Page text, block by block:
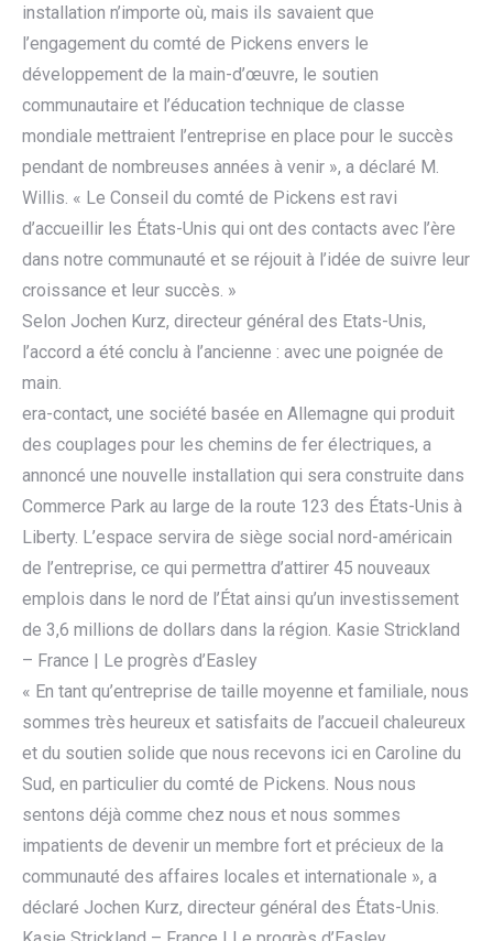
installation n’importe où, mais ils savaient que
l’engagement du comté de Pickens envers le
développement de la main-d’œuvre, le soutien
communautaire et l’éducation technique de classe
mondiale mettraient l’entreprise en place pour le succès
pendant de nombreuses années à venir », a déclaré M.
Willis. « Le Conseil du comté de Pickens est ravi
d’accueillir les États-Unis qui ont des contacts avec l’ère
dans notre communauté et se réjouit à l’idée de suivre leur
croissance et leur succès. »
Selon Jochen Kurz, directeur général des Etats-Unis,
l’accord a été conclu à l’ancienne : avec une poignée de
main.
era-contact, une société basée en Allemagne qui produit
des couplages pour les chemins de fer électriques, a
annoncé une nouvelle installation qui sera construite dans
Commerce Park au large de la route 123 des États-Unis à
Liberty. L’espace servira de siège social nord-américain
de l’entreprise, ce qui permettra d’attirer 45 nouveaux
emplois dans le nord de l’État ainsi qu’un investissement
de 3,6 millions de dollars dans la région. Kasie Strickland
– France | Le progrès d’Easley
« En tant qu’entreprise de taille moyenne et familiale, nous
sommes très heureux et satisfaits de l’accueil chaleureux
et du soutien solide que nous recevons ici en Caroline du
Sud, en particulier du comté de Pickens. Nous nous
sentons déjà comme chez nous et nous sommes
impatients de devenir un membre fort et précieux de la
communauté des affaires locales et internationale », a
déclaré Jochen Kurz, directeur général des États-Unis.